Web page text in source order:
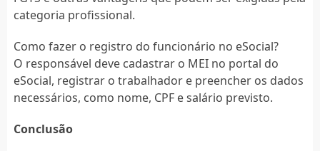
categoria profissional.
Como fazer o registro do funcionário no eSocial?
O responsável deve cadastrar o MEI no portal do
eSocial, registrar o trabalhador e preencher os dados
necessários, como nome, CPF e salário previsto.
Conclusão